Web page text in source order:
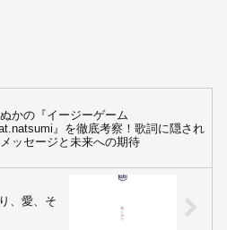
かの『イージーゲーム
』を徹底考察！歌詞に隠され
ッセージと未来への期待
、愛、そ